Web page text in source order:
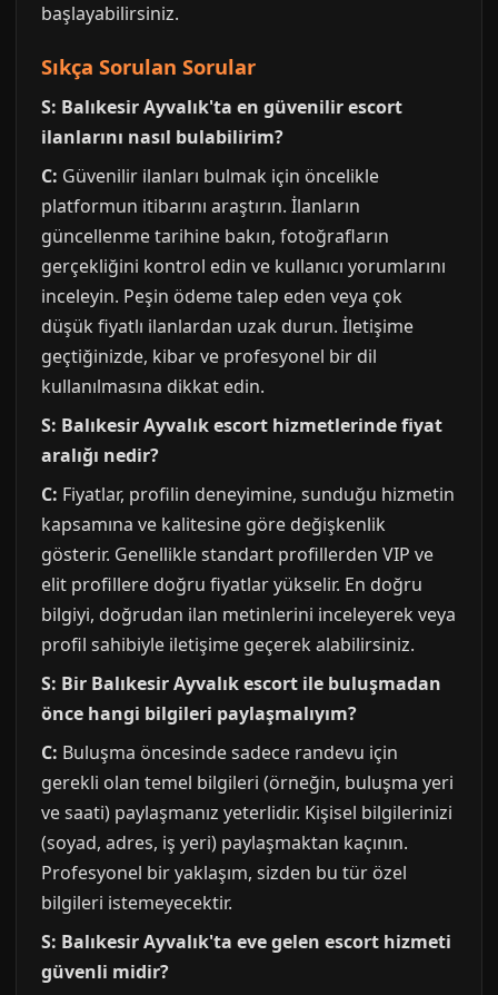
başlayabilirsiniz.
Sıkça Sorulan Sorular
S: Balıkesir Ayvalık'ta en güvenilir escort
ilanlarını nasıl bulabilirim?
C: Güvenilir ilanları bulmak için öncelikle
platformun itibarını araştırın. İlanların
güncellenme tarihine bakın, fotoğrafların
gerçekliğini kontrol edin ve kullanıcı yorumlarını
inceleyin. Peşin ödeme talep eden veya çok
düşük fiyatlı ilanlardan uzak durun. İletişime
geçtiğinizde, kibar ve profesyonel bir dil
kullanılmasına dikkat edin.
S: Balıkesir Ayvalık escort hizmetlerinde fiyat
aralığı nedir?
C: Fiyatlar, profilin deneyimine, sunduğu hizmetin
kapsamına ve kalitesine göre değişkenlik
gösterir. Genellikle standart profillerden VIP ve
elit profillere doğru fiyatlar yükselir. En doğru
bilgiyi, doğrudan ilan metinlerini inceleyerek veya
profil sahibiyle iletişime geçerek alabilirsiniz.
S: Bir Balıkesir Ayvalık escort ile buluşmadan
önce hangi bilgileri paylaşmalıyım?
C: Buluşma öncesinde sadece randevu için
gerekli olan temel bilgileri (örneğin, buluşma yeri
ve saati) paylaşmanız yeterlidir. Kişisel bilgilerinizi
(soyad, adres, iş yeri) paylaşmaktan kaçının.
Profesyonel bir yaklaşım, sizden bu tür özel
bilgileri istemeyecektir.
S: Balıkesir Ayvalık'ta eve gelen escort hizmeti
güvenli midir?